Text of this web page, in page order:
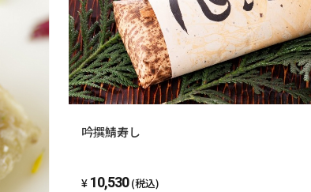
吟撰鯖寿し
10,530(税込)